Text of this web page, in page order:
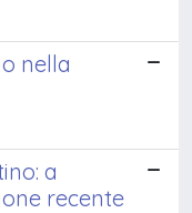
nella
a
recente